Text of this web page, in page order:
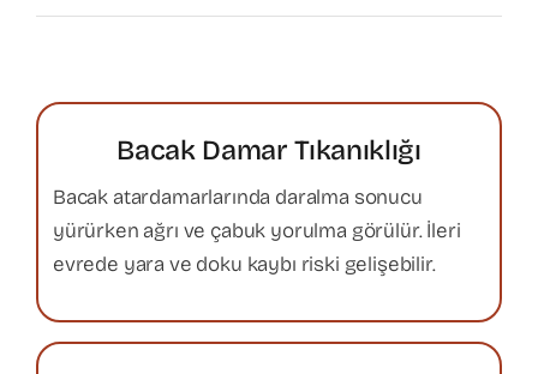
Bacak Damar Tıkanıklığı
Bacak atardamarlarında daralma sonucu
yürürken ağrı ve çabuk yorulma görülür. İleri
evrede yara ve doku kaybı riski gelişebilir.